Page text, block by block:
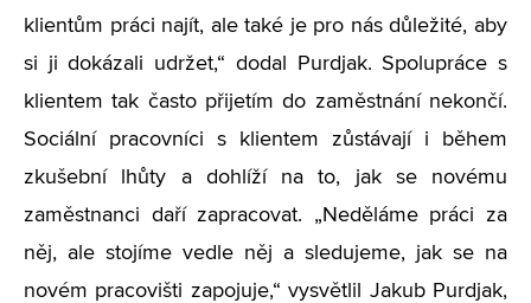
klientům práci najít, ale také je pro nás důležité, aby
si ji dokázali udržet,“ dodal Purdjak. Spolupráce s
klientem tak často přijetím do zaměstnání nekončí.
Sociální pracovníci s klientem zůstávají i během
zkušební lhůty a dohlíží na to, jak se novému
zaměstnanci daří zapracovat. „Neděláme práci za
něj, ale stojíme vedle něj a sledujeme, jak se na
novém pracovišti zapojuje,“ vysvětlil Jakub Purdjak,